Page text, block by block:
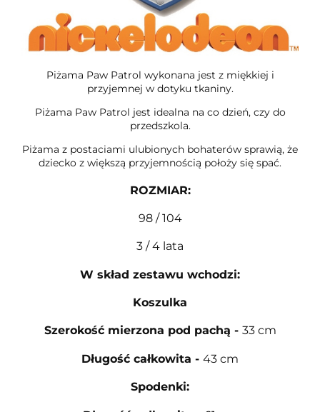
Piżama Paw Patrol wykonana jest z miękkiej i
przyjemnej w dotyku tkaniny.
Piżama Paw Patrol jest idealna na co dzień, czy do
przedszkola.
Piżama z postaciami ulubionych bohaterów sprawią, że
dziecko z większą przyjemnością położy się spać.
ROZMIAR:
98 / 104
3 / 4 lata
W skład zestawu wchodzi:
Koszulka
Szerokość mierzona pod pachą - 33 cm
Długość całkowita - 43 cm
Spodenki: